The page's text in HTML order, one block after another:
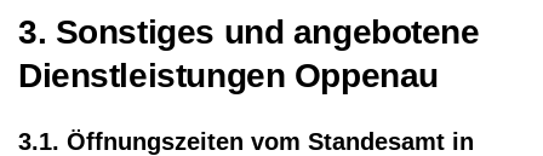
3. Sonstiges und angebotene
Dienstleistungen Oppenau
3.1. Öffnungszeiten vom Standesamt in